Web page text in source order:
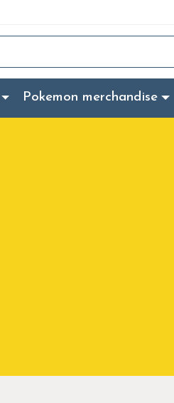
Pokemon merchandise